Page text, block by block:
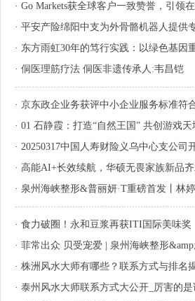
· Go Markets获全球客户一致赞誉，引领
· 平安产险绵阳中支为外骨骼机器人提供
· 东方雨虹30年的笃行实践：以绿色基因
· 侗医理筋疗法 侗医非遗传承人:韦昌铠
· 京东政企业务获评中小企业服务标准符
· 01 石静霞：打造“自然王国” 共创游戏天
· 20250317中国人寿财险义乌中心支公
· 高能AI+长效续航，华硕无畏家族新品
· 泉州海峡整形&普丽妍·T重磅首发丨林
· 食力破圈！永和豆浆再获ITI国际美味奖
· 菲常出众 贝受宠爱 | 泉州海峡整形
· 株洲风水大师有哪些？联系方式与排名
· 泰州风水大师联系方式大公开_厉害的